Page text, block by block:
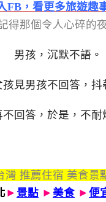
FB，看更多旅遊趣
得那個令人心碎的
男孩，沉默不語。
孩見男孩不回答，
回答，於是，不耐
灣 推薦住宿 美食景
► 景點 ► 美食 ► 便